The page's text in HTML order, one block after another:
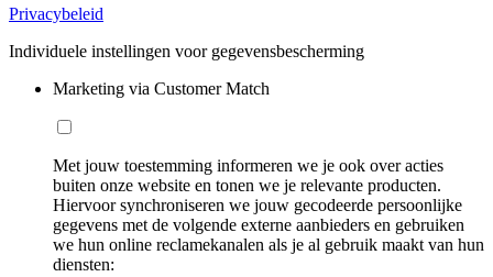
Privacybeleid
Individuele instellingen voor gegevensbescherming
Marketing via Customer Match
Met jouw toestemming informeren we je ook over acties
buiten onze website en tonen we je relevante producten.
Hiervoor synchroniseren we jouw gecodeerde persoonlijke
gegevens met de volgende externe aanbieders en gebruiken
we hun online reclamekanalen als je al gebruik maakt van hun
diensten: